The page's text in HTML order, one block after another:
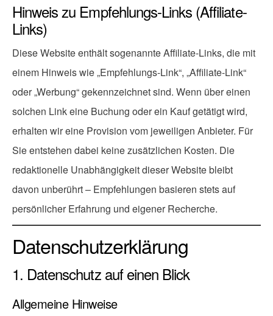
Hinweis zu Empfehlungs-Links (Affiliate-
Links)
Diese Website enthält sogenannte Affiliate-Links, die mit
einem Hinweis wie „Empfehlungs-Link“, „Affiliate-Link“
oder „Werbung“ gekennzeichnet sind. Wenn über einen
solchen Link eine Buchung oder ein Kauf getätigt wird,
erhalten wir eine Provision vom jeweiligen Anbieter. Für
Sie entstehen dabei keine zusätzlichen Kosten. Die
redaktionelle Unabhängigkeit dieser Website bleibt
davon unberührt – Empfehlungen basieren stets auf
persönlicher Erfahrung und eigener Recherche.
Datenschutzerklärung
1. Datenschutz auf einen Blick
Allgemeine Hinweise